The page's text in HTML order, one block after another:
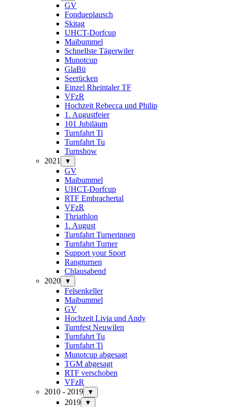
GV
Fondueplausch
Skitag
UHCT-Dorfcup
Maibummel
Schnellste Tägerwiler
Munotcup
GlaBü
Seerücken
Einzel Rheintaler TF
VFzR
Hochzeit Rebecca und Philip
1. Augustfeier
101 Jubiläum
Turnfahrt Ti
Turnfahrt Tu
Turnshow
2021
▼
GV
Maibummel
UHCT-Dorfcup
RTF Embrachertal
VFzR
Thriathlon
1. August
Turnfahrt Turnerinnen
Turnfahrt Turner
Support your Sport
Rangturnen
Chlausabend
2020
▼
Felsenkeller
Maibummel
GV
Hochzeit Livia und Andy
Turnfest Neuwilen
Turnfahrt Tu
Turnfahrt Ti
Munotcup abgesagt
TGM abgesagt
RTF verschoben
VFzR
2010 - 2019
▼
2019 ▼